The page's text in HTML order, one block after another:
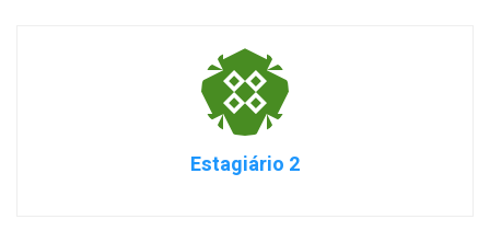
Estagiário 2